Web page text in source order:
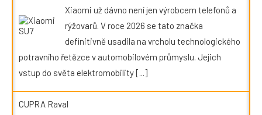
Xiaomi už dávno není jen výrobcem telefonů a
rýžovarů. V roce 2026 se tato značka
definitivně usadila na vrcholu technologického
potravního řetězce v automobilovém průmyslu. Jejich
vstup do světa elektromobility[...]
CUPRA Raval